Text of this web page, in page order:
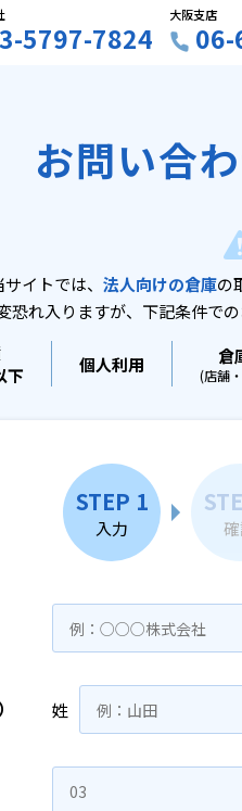
5797-7824
大阪支店
お問い合
サイトでは、 法人向けの倉庫の
恐れ入りますが、下記条件で
下
個人利用 倉
(店舗
STEP 1
入力
姓